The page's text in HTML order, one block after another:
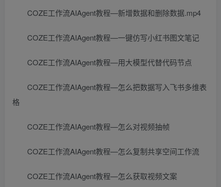
COZE工作流AIAgent教程—新增数据和删除数据.mp4
COZE工作流AIAgent教程—一键仿写小红书图文笔记
COZE工作流AIAgent教程—用大模型代替代码节点
COZE工作流AIAgent教程—怎么把数据写入飞书多维表
格
COZE工作流AIAgent教程—怎么对视频抽帧
COZE工作流AIAgent教程—怎么复制共享空间工作流
COZE工作流AIAgent教程—怎么获取视频文案